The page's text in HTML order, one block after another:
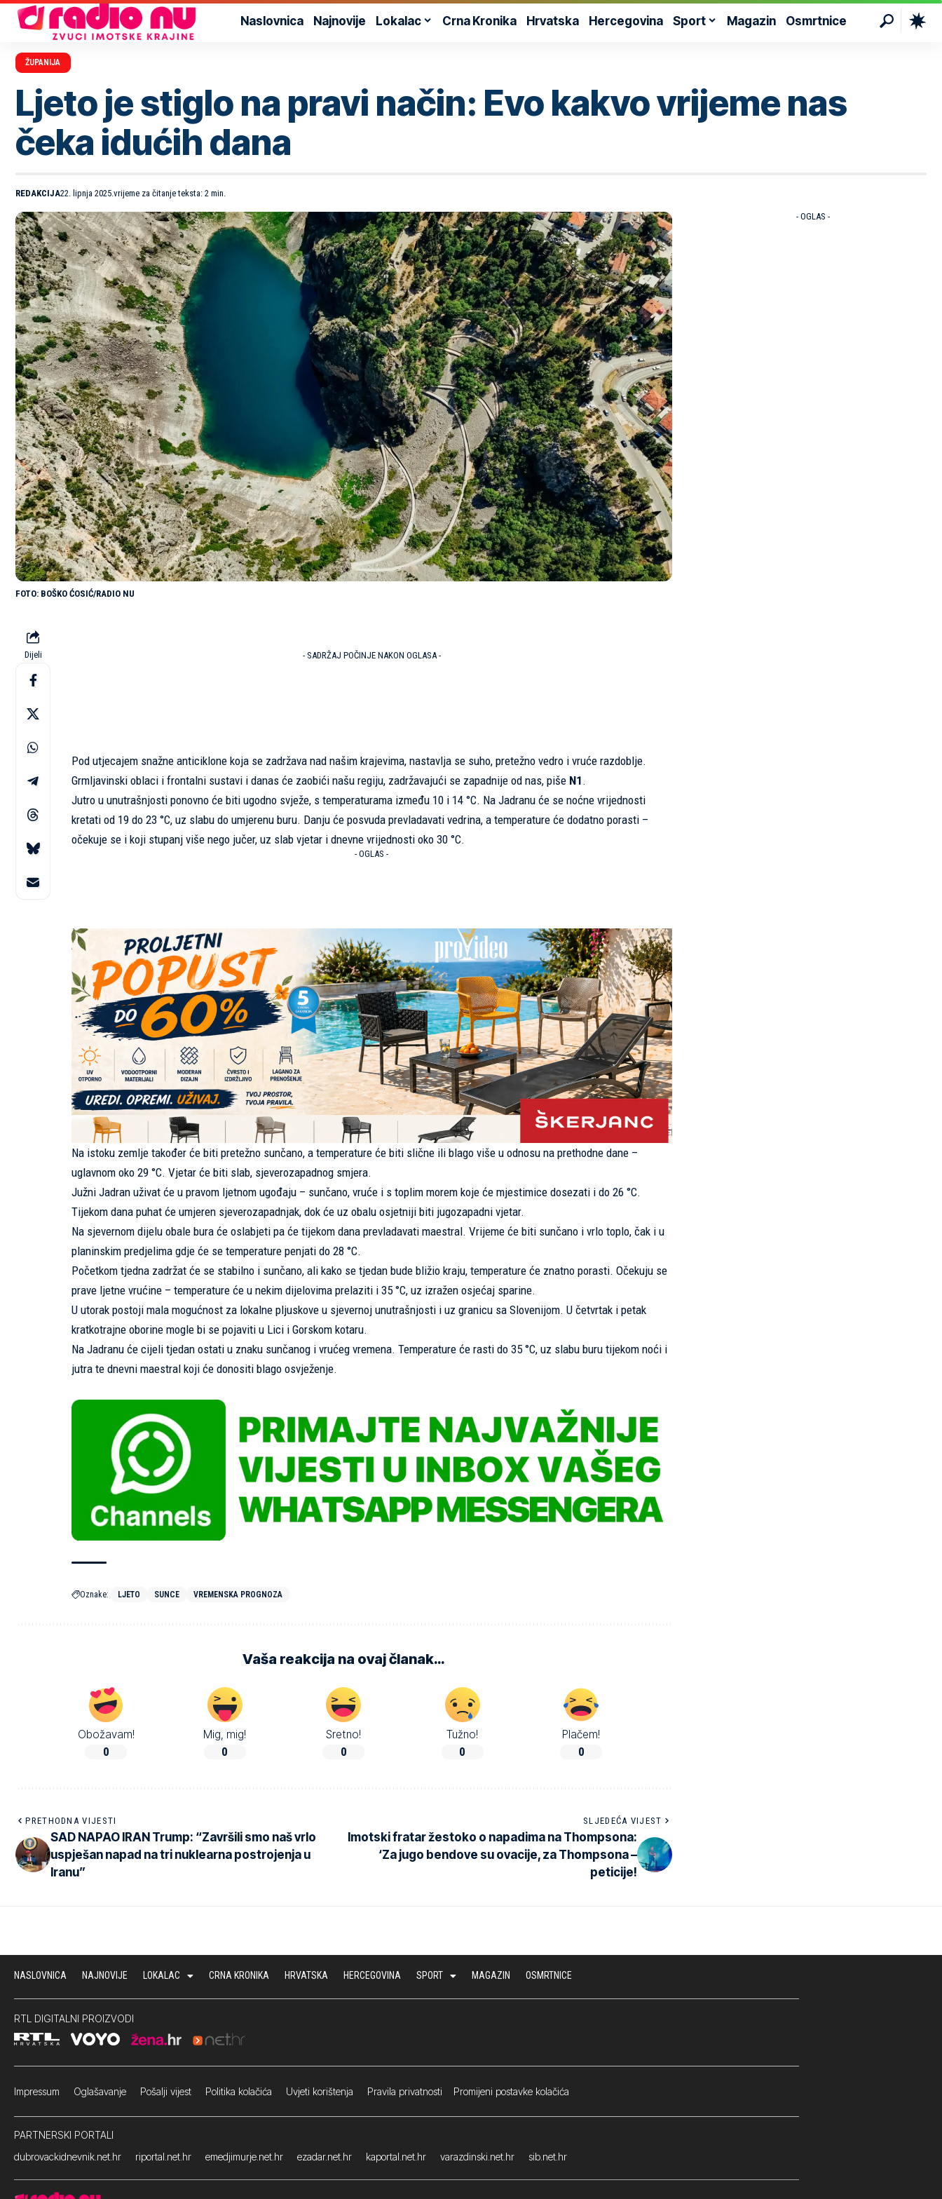
Naslovnica Najnovije Lokalac Crna Kronika Hrvatska Hercegovina Sport Magazin Osmrtnice
ŽUPANIJA
Ljeto je stiglo na pravi način: Evo kakvo vrijeme nas
čeka idućih dana
REDAKCIJA22. lipnja 2025. vrijeme za čitanje teksta: 2 min.
BOŠKO ĆOSIĆ/RADIO NU
Dijeli - SADRŽAJ POČINJE NAKON OGLASA -
Pod utjecajem snažne anticiklone koja se zadržava nad našim krajevima, nastavlja se suho, pretežno vedro i vruće razdoblje.
Grmljavinski oblaci i frontalni sustavi i danas će zaobići našu regiju, zadržavajući se zapadnije od nas, piše N1 .
Jutro u unutrašnjosti ponovno će biti ugodno svježe, s temperaturama između 10 i 14 °C. Na Jadranu će se noćne vrijednosti
kretati od 19 do 23 °C, uz slabu do umjerenu buru. Danju će posvuda prevladavati vedrina, a temperature će dodatno porasti –
očekuje se i koji stupanj više nego jučer, uz slab vjetar i dnevne vrijednosti oko 30 °C.
- OGLAS -
Na istoku zemlje također će biti pretežno sunčano, a temperature će biti slične ili blago više u odnosu na prethodne dane –
uglavnom oko 29 °C. Vjetar će biti slab, sjeverozapadnog smjera.
Južni Jadran uživat će u pravom ljetnom ugođaju – sunčano, vruće i s toplim morem koje će mjestimice dosezati i do 26 °C.
Tijekom dana puhat će umjeren sjeverozapadnjak, dok će uz obalu osjetniji biti jugozapadni vjetar.
Na sjevernom dijelu obale bura će oslabjeti pa će tijekom dana prevladavati maestral. Vrijeme će biti sunčano i vrlo toplo, čak i u
planinskim predjelima gdje će se temperature penjati do 28 °C.
Početkom tjedna zadržat će se stabilno i sunčano, ali kako se tjedan bude bližio kraju, temperature će znatno porasti. Očekuju se
prave ljetne vrućine – temperature će u nekim dijelovima prelaziti i 35 °C, uz izražen osjećaj sparine.
U utorak postoji mala mogućnost za lokalne pljuskove u sjevernoj unutrašnjosti i uz granicu sa Slovenijom. U četvrtak i petak
kratkotrajne oborine mogle bi se pojaviti u Lici i Gorskom kotaru.
Na Jadranu će cijeli tjedan ostati u znaku sunčanog i vrućeg vremena. Temperature će rasti do 35 °C, uz slabu buru tijekom noći i
jutra te dnevni maestral koji će donositi blago osvježenje.
Oznake: LJETO SUNCE VREMENSKA PROGNOZA
Vaša reakcija na ovaj članak…
Obožavam!
0
Mig, mig!
0
Sretno!
0
Tužno!
0
Plačem!
0
PRETHODNA VIJESTI
SAD NAPAO IRAN Trump: “Završili smo naš vrlo
uspješan napad na tri nuklearna postrojenja u
Iranu”
SLJEDEĆA VIJEST
Imotski fratar žestoko o napadima na Thompsona:
‘Za jugo bendove su ovacije, za Thompsona –
peticije!
- OGLAS -
NASLOVNICA NAJNOVIJE LOKALAC CRNA KRONIKA HRVATSKA HERCEGOVINA SPORT MAGAZIN OSMRTNICE
RTL DIGITALNI PROIZVODI
Impressum Oglašavanje Pošalji vijest Politika kolačića Uvjeti korištenja Pravila privatnosti Promijeni postavke kolačića
PARTNERSKI PORTALI
dubrovackidnevnik.net.hr
riportal.net.hr emedjimurje.net.hr ezadar.net.hr kaportal.net.hr varazdinski.net.hr sib.net.hr